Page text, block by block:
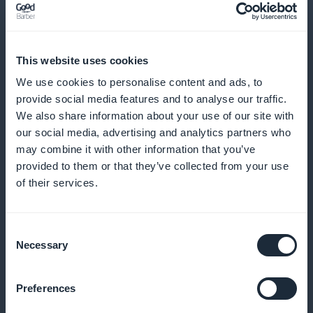
This website uses cookies
We use cookies to personalise content and ads, to
provide social media features and to analyse our traffic.
We also share information about your use of our site with
our social media, advertising and analytics partners who
may combine it with other information that you’ve
provided to them or that they’ve collected from your use
of their services.
Selection
Necessary
Preferences
Lojalitetsprogram för dina kunder
Belöna dina lojala kunder med exklusiva förmåner
och belöningar
Exklusivt medlemskort
Analys av tjänsternas prestanda